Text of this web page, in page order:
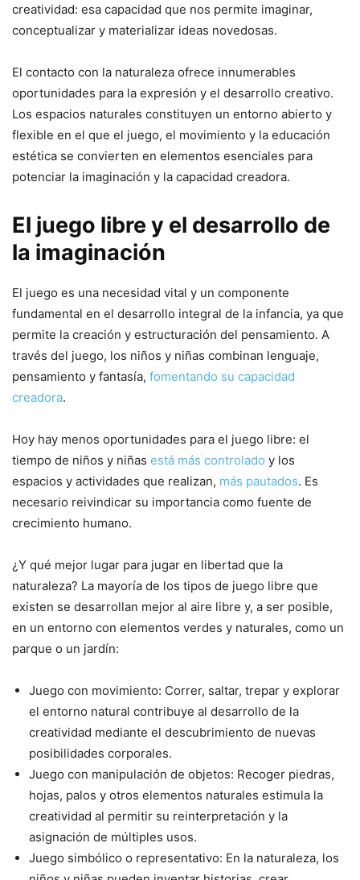
creatividad: esa capacidad que nos permite imaginar,
conceptualizar y materializar ideas novedosas.
El contacto con la naturaleza ofrece innumerables
oportunidades para la expresión y el desarrollo creativo.
Los espacios naturales constituyen un entorno abierto y
flexible en el que el juego, el movimiento y la educación
estética se convierten en elementos esenciales para
potenciar la imaginación y la capacidad creadora.
El juego libre y el desarrollo de
la imaginación
El juego es una necesidad vital y un componente
fundamental en el desarrollo integral de la infancia, ya que
permite la creación y estructuración del pensamiento. A
través del juego, los niños y niñas combinan lenguaje,
pensamiento y fantasía, fomentando su capacidad
creadora.
Hoy hay menos oportunidades para el juego libre: el
tiempo de niños y niñas está más controlado y los
espacios y actividades que realizan, más pautados. Es
necesario reivindicar su importancia como fuente de
crecimiento humano.
¿Y qué mejor lugar para jugar en libertad que la
naturaleza? La mayoría de los tipos de juego libre que
existen se desarrollan mejor al aire libre y, a ser posible,
en un entorno con elementos verdes y naturales, como un
parque o un jardín:
Juego con movimiento: Correr, saltar, trepar y explorar
el entorno natural contribuye al desarrollo de la
creatividad mediante el descubrimiento de nuevas
posibilidades corporales.
Juego con manipulación de objetos: Recoger piedras,
hojas, palos y otros elementos naturales estimula la
creatividad al permitir su reinterpretación y la
asignación de múltiples usos.
Juego simbólico o representativo: En la naturaleza, los